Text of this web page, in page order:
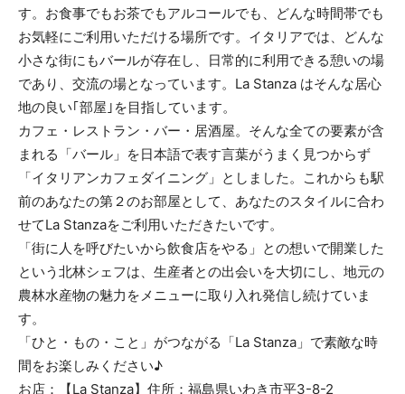
す。お食事でもお茶でもアルコールでも、どんな時間帯でも
お気軽にご利用いただける場所です。イタリアでは、どんな
小さな街にもバールが存在し、日常的に利用できる憩いの場
であり、交流の場となっています。La Stanza はそんな居心
地の良い｢部屋｣を目指しています。
カフェ・レストラン・バー・居酒屋。そんな全ての要素が含
まれる「バール」を日本語で表す言葉がうまく見つからず
「イタリアンカフェダイニング」としました。これからも駅
前のあなたの第２のお部屋として、あなたのスタイルに合わ
せてLa Stanzaをご利用いただきたいです。
「街に人を呼びたいから飲食店をやる」との想いで開業した
という北林シェフは、生産者との出会いを大切にし、地元の
農林水産物の魅力をメニューに取り入れ発信し続けていま
す。
「ひと・もの・こと」がつながる「La Stanza」で素敵な時
間をお楽しみください♪
お店：【La Stanza】住所：福島県いわき市平3-8-2